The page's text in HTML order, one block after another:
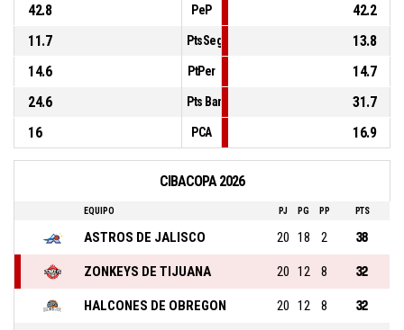
42.8
PeP
42.2
11.7
PtsSegCh
13.8
14.6
PtPer
14.7
24.6
Pts Banca
31.7
16
PCA 16.9
CIBACOPA 2026
EQUIPO PJ PG PP PTS
ASTROS DE JALISCO 20 18 2 38
ZONKEYS DE TIJUANA 20 12 8 32
HALCONES DE OBREGON 20 12 8 32